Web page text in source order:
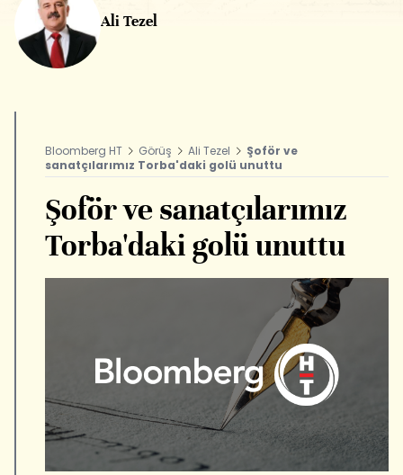
Ali Tezel
Bloomberg HT Görüş Ali Tezel
Şoför ve
sanatçılarımız Torba'daki golü unuttu
Şoför ve sanatçılarımız
Torba'daki golü unuttu